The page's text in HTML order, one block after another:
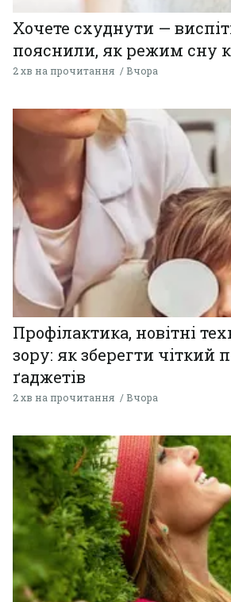
Хочете схуднути —
пояснили, як режим сну
2 хв на прочитання Вчора
Профілактика, новітні
зору: як зберегти чіткий
ґаджетів
2 хв на прочитання Вчора